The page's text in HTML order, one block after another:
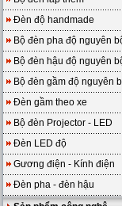
Đèn độ handmade
Bộ đèn pha độ nguyên
Bộ đèn hậu độ nguyên
Bộ đèn gầm độ nguyên
Đèn gầm theo xe
Bộ đèn Projector - LED
Đèn LED độ
Gương điện - Kính điện
Đèn pha - đèn hậu